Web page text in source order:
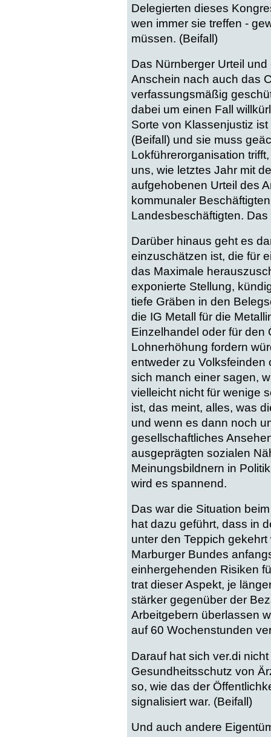
Delegierten dieses
wen immer sie treffen -
müssen. (Beifall)
Das Nürnberger Urteil
Anschein nach auch das
verfassungsmäßig
dabei um einen Fall
Sorte von Klassenjustiz
(Beifall) und sie muss
Lokführerorganisation
uns, wie letztes Jahr mit
aufgehobenen Urteil des
kommunaler
Landesbeschäftigten.
Darüber hinaus geht es
einzuschätzen ist, die für
das Maximale
exponierte Stellung,
tiefe Gräben in den
die IG Metall für die
Einzelhandel oder für den
Lohnerhöhung fordern
entweder zu Volksfeinden
sich manch einer sagen,
vielleicht nicht für wenige
ist, das meint, alles, was
und wenn es dann noch
gesellschaftliches
ausgeprägten sozialen
Meinungsbildnern in
wird es spannend.
Das war die Situation
hat dazu geführt, dass in
unter den Teppich
Marburger Bundes
einhergehenden Risiken
trat dieser Aspekt, je
stärker gegenüber der
Arbeitgebern überlassen
auf 60 Wochenstunden
Darauf hat sich ver.di
Gesundheitsschutz von
so, wie das der
signalisiert war. (Beifall)
Und auch andere